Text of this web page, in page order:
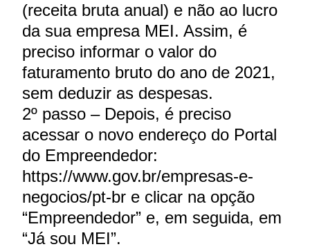
(receita bruta anual) e não ao lucro
da sua empresa MEI. Assim, é
preciso informar o valor do
faturamento bruto do ano de 2021,
sem deduzir as despesas.
2º passo – Depois, é preciso
acessar o novo endereço do Portal
do Empreendedor:
https://www.gov.br/empresas-e-
negocios/pt-br e clicar na opção
“Empreendedor” e, em seguida, em
“Já sou MEI”.